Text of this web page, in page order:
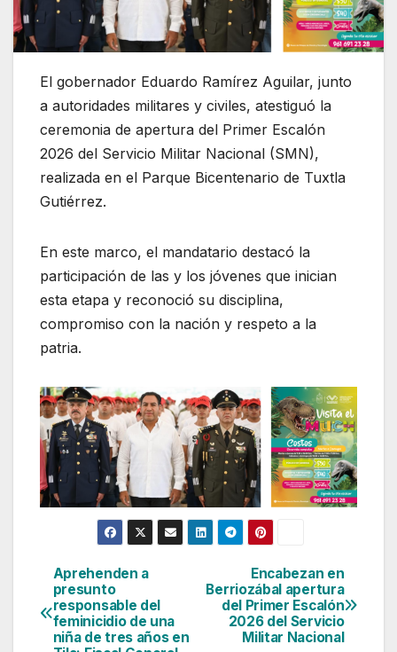
El gobernador Eduardo Ramírez Aguilar, junto
a autoridades militares y civiles, atestiguó la
ceremonia de apertura del Primer Escalón
2026 del Servicio Militar Nacional (SMN),
realizada en el Parque Bicentenario de Tuxtla
Gutiérrez.
En este marco, el mandatario destacó la
participación de las y los jóvenes que inician
esta etapa y reconoció su disciplina,
compromiso con la nación y respeto a la
patria.
Navegación
de
Encabezan en
Berriozábal apertura
del Primer Escalón
2026 del Servicio
Militar Nacional
Aprehenden a
presunto
responsable del
feminicidio de una
niña de tres años en